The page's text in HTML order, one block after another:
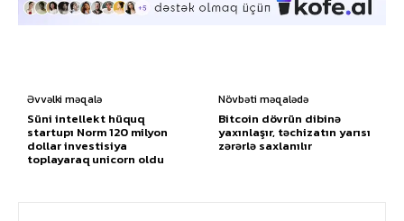
Əvvəlki məqalə
Süni intellekt hüquq
startupı Norm 120 milyon
dollar investisiya
toplayaraq unicorn oldu
Növbəti məqalədə
Bitcoin dövrün dibinə
yaxınlaşır, təchizatın yarısı
zərərlə saxlanılır